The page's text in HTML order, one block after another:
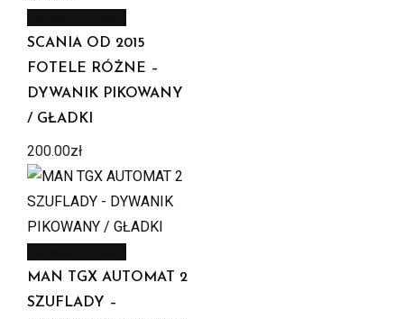
SCANIA OD 2015
FOTELE RÓŻNE –
DYWANIK PIKOWANY
/ GŁADKI
200.00zł
MAN TGX AUTOMAT 2
SZUFLADY –